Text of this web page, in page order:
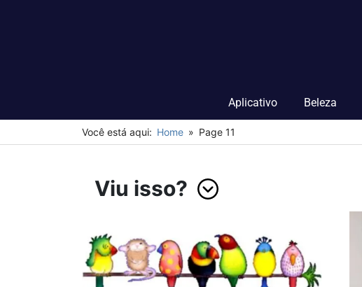
Aplicativo Beleza
Você está aqui: Home Page 11
Viu isso?